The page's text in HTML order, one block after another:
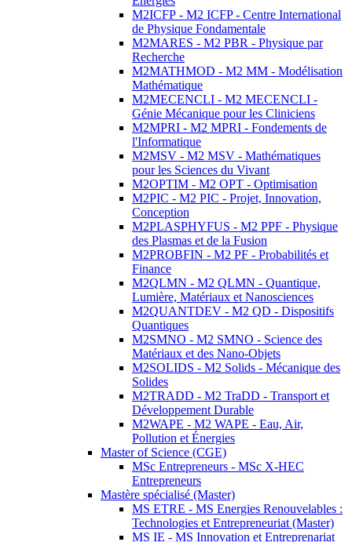
M2ICFP - M2 ICFP - Centre International
de Physique Fondamentale
M2MARES - M2 PBR - Physique par
Recherche
M2MATHMOD - M2 MM - Modélisation
Mathématique
M2MECENCLI - M2 MECENCLI -
Génie Mécanique pour les Cliniciens
M2MPRI - M2 MPRI - Fondements de
l'Informatique
M2MSV - M2 MSV - Mathématiques
pour les Sciences du Vivant
M2OPTIM - M2 OPT - Optimisation
M2PIC - M2 PIC - Projet, Innovation,
Conception
M2PLASPHYFUS - M2 PPF - Physique
des Plasmas et de la Fusion
M2PROBFIN - M2 PF - Probabilités et
Finance
M2QLMN - M2 QLMN - Quantique,
Lumière, Matériaux et Nanosciences
M2QUANTDEV - M2 QD - Dispositifs
Quantiques
M2SMNO - M2 SMNO - Science des
Matériaux et des Nano-Objets
M2SOLIDS - M2 Solids - Mécanique des
Solides
M2TRADD - M2 TraDD - Transport et
Développement Durable
M2WAPE - M2 WAPE - Eau, Air,
Pollution et Énergies
Master of Science (CGE)
MSc Entrepreneurs - MSc X-HEC
Entrepreneurs
Mastère spécialisé (Master)
MS ETRE - MS Energies Renouvelables :
Technologies et Entrepreneuriat (Master)
MS IE - MS Innovation et Entreprenariat